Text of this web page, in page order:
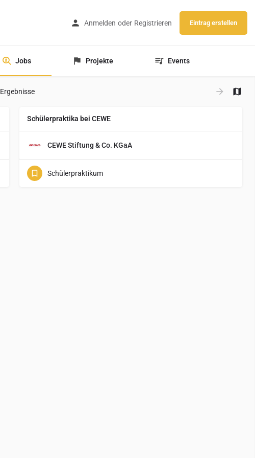
Anmelden oder Registrieren Eintrag erstellen
Jobs Projekte Events
Ergebnisse
Schülerpraktika bei CEWE
CEWE Stiftung & Co. KGaA
Schülerpraktikum